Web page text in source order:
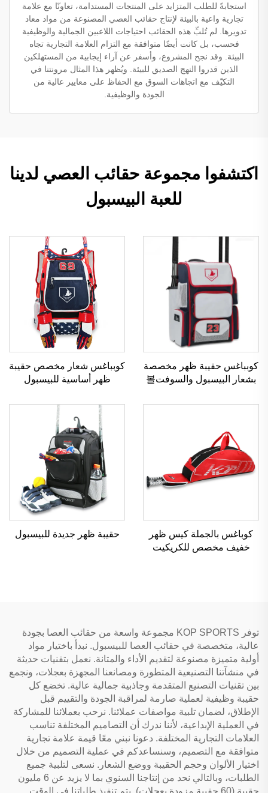
استجابةً للطلب المتزايد على المنتجات المستدامة، تعاونّا مع علامة
تجارية واعية بالبيئة لإنتاج حقائب العصي المصنوعة من مواد معاد
تدويرها. لم تُلبِّ هذه الحقائب احتياجات اللاعبين الجمالية والوظيفية
فحسب، بل كانت أيضًا متوافقة مع التزام العلامة التجارية تجاه
البيئة. وقد نجح المشروع، وأسفر عن آراء إيجابية من المستهلكين
الذين قدروا النهج الصديق للبيئة. ويُظهر هذا المثال مرونتنا في
التكيّف مع اتجاهات السوق مع الحفاظ على معايير عالية من
الجودة والوظيفية.
اكتشفوا مجموعة حقائب العصي لدينا
للعبة البيسبول
كوبباغس حقيبة ظهر مخصصة
بشعار البيسبول والسوفت볼
الملحقات شعار شخصي
كوبباغس شعار مخصص حقيبة
ظهر أساسية للبيسبول
قاعدة
كوباغس بالجملة كيس ظهر
خفيف مخصص للكريكيت
حقيبة ظهر جديدة للبيسبول
توفر KOP SPORTS مجموعة واسعة من حقائب العصا بجودة
عالية، متخصصة في حقائب العصا للبيسبول. نبدأ باختيار مواد
أولية متميزة مصنوعة لتقديم الأداء والمتانة. نعمل بتقنيات حديثة
في منشآتنا التصنيعية المتطورة ومصانعنا المجهزة بعجلات، ونجمع
بين تقنيات التصنيع المتقدمة وجاذبية جمالية عالية. تخضع كل
حقيبة وظيفية لعملية صارمة لمراقبة الجودة والتقييم قبل
الإطلاق، لضمان تلبية مواصفات عملائنا. نرحب بعملائنا للمشاركة
في العملية الإبداعية، لأننا ندرك أن التصاميم المختلفة تناسب
العلامات التجارية المختلفة. دعونا نبني معًا قيمة علامة تجارية
متوافقة مع التصميم، وسنساعدكم في عملية التصميم من خلال
اختيار الألوان وحجم الحقيبة ووضع الشعار. نسعى لتلبية جميع
الطلبات، وبالتالي نحد من إنتاجنا السنوي بما لا يزيد عن 6 مليون
حقيبة (60 حقيبة مزودة بعجلات). يتم تنفيذ طلباتنا في الوقت